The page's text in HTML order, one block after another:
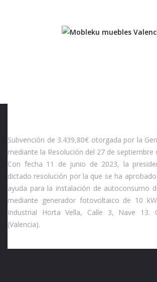
Subvención de 3.439,80€ otorgada por la
mediante la Resolución del 27 de septiembre
Con fecha 11 de junio de 2023, la
dictado resolución por la que se ha
ayuda para la instalación de autoconsumo
mediante generador fotovoltaico de 10
Industrial Horta Vella, Calle 3, Nave 13.
(Valencia).